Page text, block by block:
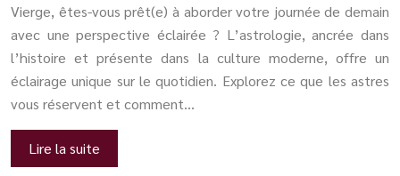
Vierge, êtes-vous prêt(e) à aborder votre journée de demain
avec une perspective éclairée ? L’astrologie, ancrée dans
l’histoire et présente dans la culture moderne, offre un
éclairage unique sur le quotidien. Explorez ce que les astres
vous réservent et comment…
Lire la suite